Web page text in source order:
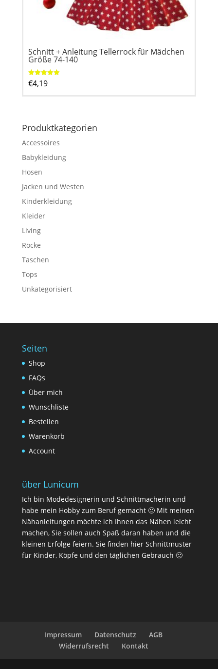
Schnitt + Anleitung Tellerrock für Mädchen
Größe 74-140
Bewertet mit
5.00
€4,19
Produktkategorien
Accessoires
Babykleidung
Hosen
Jacken und Westen
Kinderkleidung
Kleider
Living
Röcke
Taschen
Tops
Unkategorisiert
Seiten
Shop
FAQs
Über mich
Wunschliste
Bestellen
Warenkorb
Account
über Lunicum
Ich bin Modedesignerin und Schnittmacherin und
habe mein Hobby zum Beruf gemacht 🙂 Mit meinen
Nähanleitungen möchte ich Ihnen das Nähen leicht
machen, Sie sollen auch Spaß daran haben und die
kleinen Erfolge feiern. Sie finden hier Schnittmuster
für Kinder, Köpfe und den täglichen Gebrauch 🙂
Impressum Datenschutz
AGB
Widerrufsrecht
Kontakt